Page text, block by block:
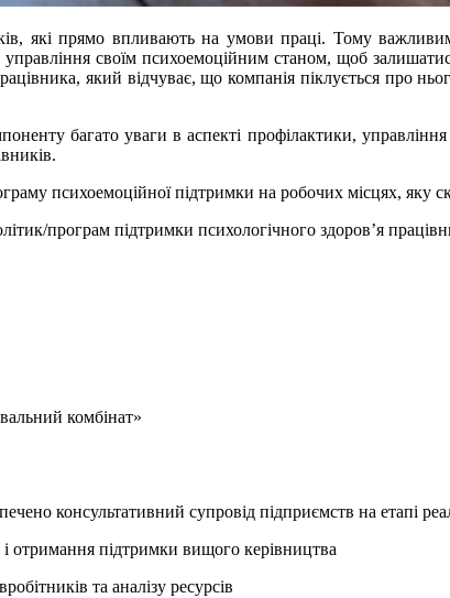
які прямо впливають на умови праці. Тому
управління своїм психоемоційним станом, щоб
який відчуває, що компанія піклується про
багато уваги в аспекті профілактики,
психоемоційної підтримки на робочих місцях, яку
програм підтримки психологічного здоров’я
комбінат»
консультативний супровід підприємств на етапі
отримання підтримки вищого керівництва
та аналізу ресурсів